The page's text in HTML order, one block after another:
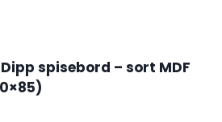
Dipp spisebord – sort MDF